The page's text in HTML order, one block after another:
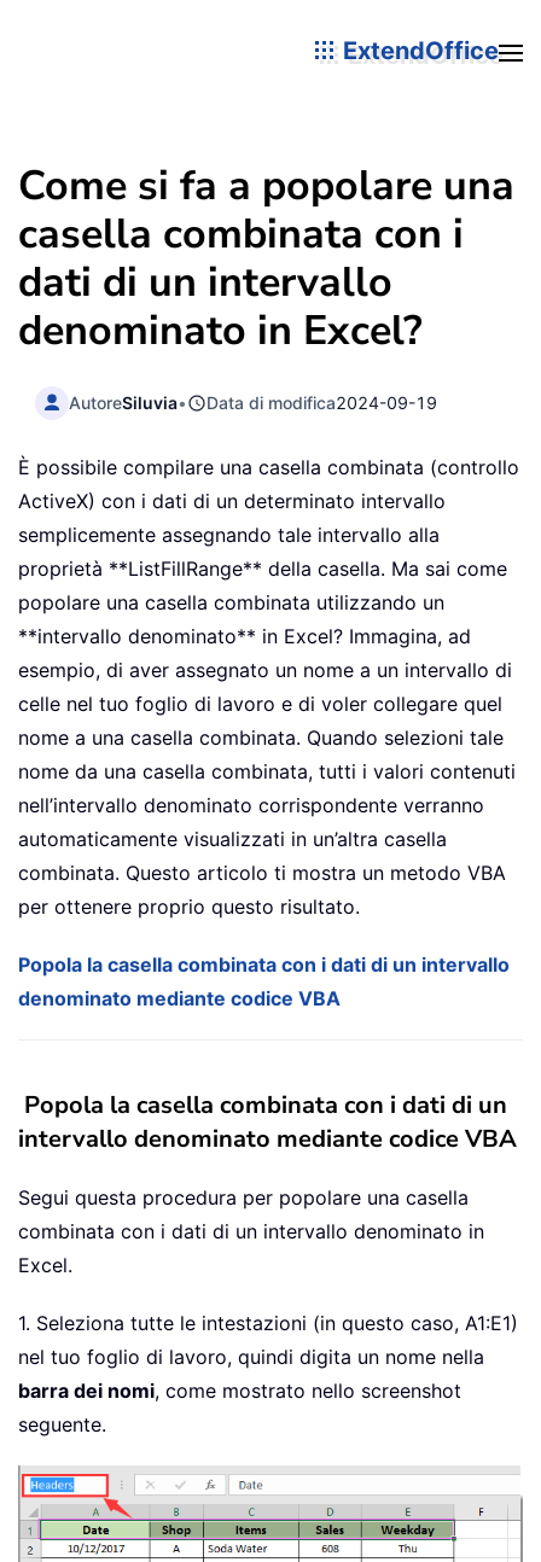
ExtendOffice
Come si fa a popolare una
casella combinata con i
dati di un intervallo
denominato in Excel?
AutoreSiluvia• Data di modifica2024-09-19
È possibile compilare una casella combinata (controllo
ActiveX) con i dati di un determinato intervallo
semplicemente assegnando tale intervallo alla
proprietà **ListFillRange** della casella. Ma sai come
popolare una casella combinata utilizzando un
**intervallo denominato** in Excel? Immagina, ad
esempio, di aver assegnato un nome a un intervallo di
celle nel tuo foglio di lavoro e di voler collegare quel
nome a una casella combinata. Quando selezioni tale
nome da una casella combinata, tutti i valori contenuti
nell’intervallo denominato corrispondente verranno
automaticamente visualizzati in un’altra casella
combinata. Questo articolo ti mostra un metodo VBA
per ottenere proprio questo risultato.
Popola la casella combinata con i dati di un intervallo
denominato mediante codice VBA
Popola la casella combinata con i dati di un
intervallo denominato mediante codice VBA
Segui questa procedura per popolare una casella
combinata con i dati di un intervallo denominato in
Excel.
1. Seleziona tutte le intestazioni (in questo caso, A1:E1)
nel tuo foglio di lavoro, quindi digita un nome nella
barra dei nomi, come mostrato nello screenshot
seguente.